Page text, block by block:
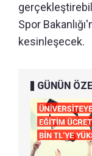
Spor
kesinleşecek.
GÜNÜN